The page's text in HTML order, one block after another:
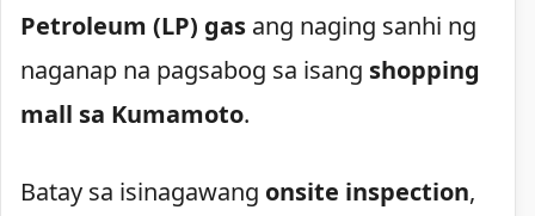
Petroleum (LP) gas ang naging sanhi ng
naganap na pagsabog sa isang shopping
mall sa Kumamoto.
Batay sa isinagawang onsite inspection,